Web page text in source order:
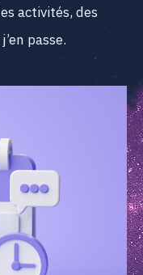
activités, des
passe.